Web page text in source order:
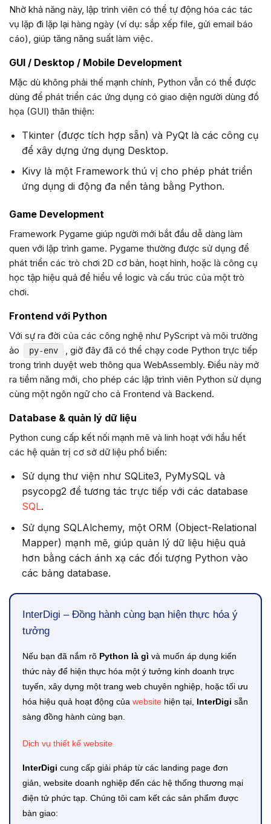
Nhờ khả năng này, lập trình viên có thể tự động hóa các tác
vụ lặp đi lặp lại hàng ngày (ví dụ: sắp xếp file, gửi email báo
cáo), giúp tăng năng suất làm việc.
GUI / Desktop / Mobile Development
Mặc dù không phải thế mạnh chính, Python vẫn có thể được
dùng để phát triển các ứng dụng có giao diện người dùng đồ
họa (GUI) thân thiện:
Tkinter (được tích hợp sẵn) và PyQt là các công cụ
để xây dựng ứng dụng Desktop.
Kivy là một Framework thú vị cho phép phát triển
ứng dụng di động đa nền tảng bằng Python.
Game Development
Framework Pygame giúp người mới bắt đầu dễ dàng làm
quen với lập trình game. Pygame thường được sử dụng để
phát triển các trò chơi 2D cơ bản, hoạt hình, hoặc là công cụ
học tập hiệu quả để hiểu về logic và cấu trúc của một trò
chơi.
Frontend với Python
Với sự ra đời của các công nghệ như PyScript và môi trường
ảo
py-env
, giờ đây đã có thể chạy code Python trực tiếp
trong trình duyệt web thông qua WebAssembly. Điều này mở
ra tiềm năng mới, cho phép các lập trình viên Python sử dụng
cùng một ngôn ngữ cho cả Frontend và Backend.
Database & quản lý dữ liệu
Python cung cấp kết nối mạnh mẽ và linh hoạt với hầu hết
các hệ quản trị cơ sở dữ liệu phổ biến:
Sử dụng thư viện như SQLite3, PyMySQL và
psycopg2 để tương tác trực tiếp với các database
SQL.
Sử dụng SQLAlchemy, một ORM (Object-Relational
Mapper) mạnh mẽ, giúp quản lý dữ liệu hiệu quả
hơn bằng cách ánh xạ các đối tượng Python vào
các bảng database.
InterDigi – Đồng hành cùng bạn hiện thực hóa ý
tưởng
Nếu bạn đã nắm rõ Python là gì và muốn áp dụng kiến
thức này để hiện thực hóa một ý tưởng kinh doanh trực
tuyến, xây dựng một trang web chuyên nghiệp, hoặc tối ưu
hóa hiệu quả hoạt động của website hiện tại, InterDigi sẵn
sàng đồng hành cùng bạn.
Dịch vụ thiết kế website
InterDigi cung cấp giải pháp từ các landing page đơn
giản, website doanh nghiệp đến các hệ thống thương mại
điện tử phức tạp. Chúng tôi cam kết các sản phẩm được
bàn giao: